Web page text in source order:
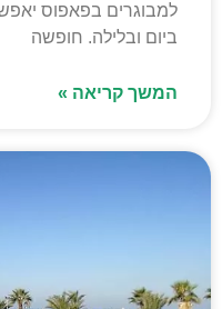
למבוגרים בפאפוס
ביום ובלילה. חופשה
המשך קריאה »